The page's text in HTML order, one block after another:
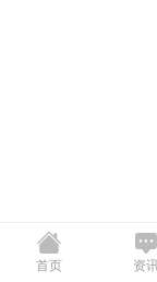
首页 资